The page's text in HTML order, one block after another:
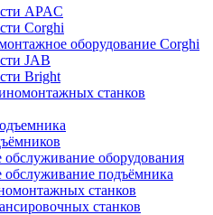
APAC
Corghi
оборудование Corghi
JAB
Bright
станков
обслуживание оборудования
обслуживание подъёмника
станков
станков